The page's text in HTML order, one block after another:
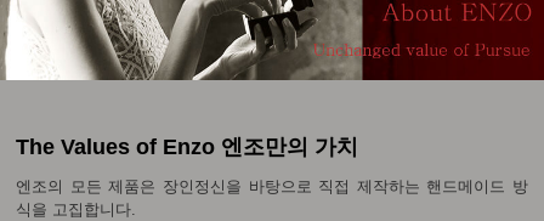
The Values of Enzo 엔조만의 가치
엔조의 모든 제품은 장인정신을 바탕으로 직접 제작하는 핸드메이드 방
식을 고집합니다.